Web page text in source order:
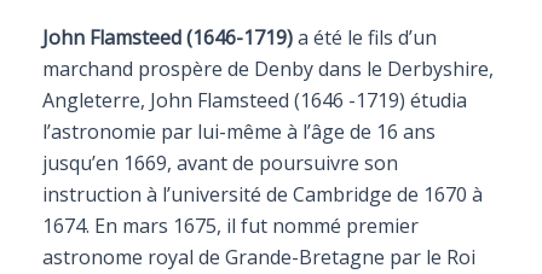
John Flamsteed (1646-1719)a été le fils d’un
marchand prospère de Denby dans le Derbyshire,
Angleterre, John Flamsteed (1646 -1719) étudia
l’astronomie par lui-même à l’âge de 16 ans
jusqu’en 1669, avant de poursuivre son
instruction à l’université de Cambridge de 1670 à
1674. En mars 1675, il fut nommé premier
astronome royal de Grande-Bretagne par le Roi